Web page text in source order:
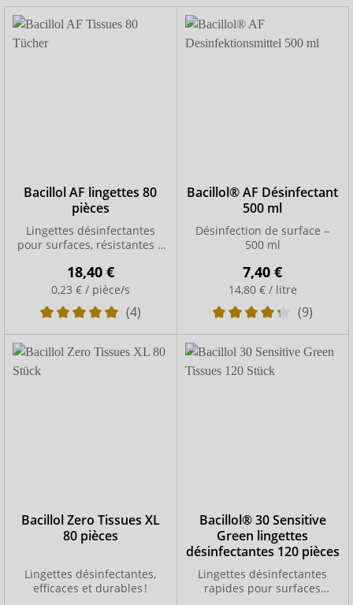
Bacillol AF lingettes 80
pièces
Lingettes désinfectantes
pour surfaces, résistantes à
18,40 €
0,23 € / pièce/s
(4)
Bacillol® AF Désinfectant
500 ml
Désinfection de surface –
500 ml
7,40 €
14,80 € / litre
(9)
Bacillol Zero Tissues XL
80 pièces
Lingettes désinfectantes,
efficaces et durables !
Bacillol® 30 Sensitive
Green lingettes
désinfectantes 120 pièces
Lingettes désinfectantes
rapides pour surfaces